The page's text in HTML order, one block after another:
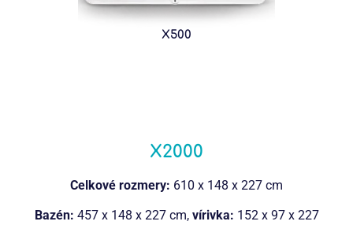
X500
X2000
Celkové rozmery: 610 x 148 x 227 cm
Bazén: 457 x 148 x 227 cm, vírivka: 152 x 97 x 227